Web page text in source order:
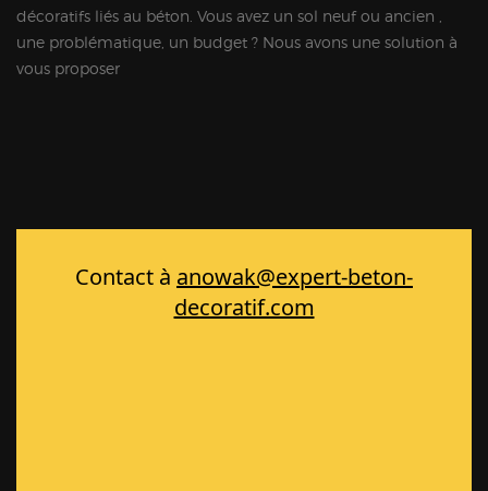
décoratifs liés au béton. Vous avez un sol neuf ou ancien ,
une problématique, un budget ? Nous avons une solution à
vous proposer